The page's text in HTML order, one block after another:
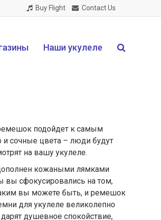
Buy Flight Contact Us
Наши укулеле
подойдет к самым
и сочные цвета – люди будут
на вашу укулеле.
кожаными лямками
вы сфокусировались на том,
вы можете быть, и ремешок
для укулеле великолепно
душевное спокойствие,